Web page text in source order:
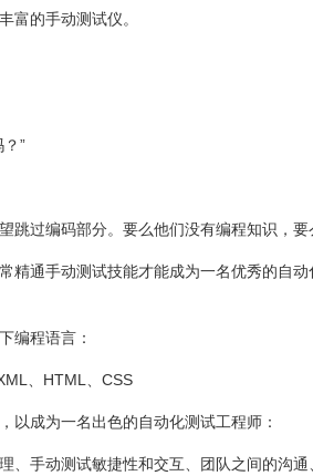
富的手动测试仪。
”
跳过编码部分。要么他们没有编程知识，要
精通手动测试技能才能成为一名优秀的自
编程语言：
、HTML、CSS
以成为一名出色的自动化测试工程师：
、手动测试敏捷性和交互、团队之间的沟